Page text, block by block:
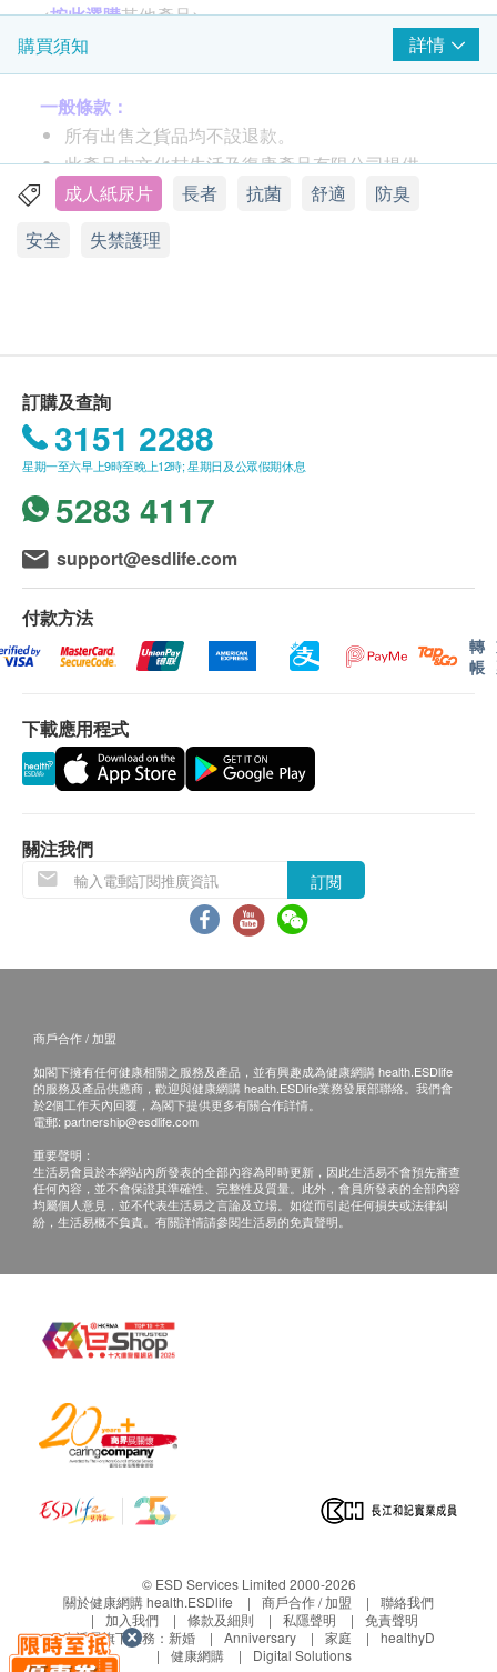
<按此選購其他產品>
產品特點：
輕薄型吸收體令紙尿褲更貼身，優質彈性設計，柔
軟舒適
採用柔軟透氣布料，提升穿著舒適感
人體皮膚表層屬弱酸性，約pH值4~6。若鹼性物質
料以維持弱酸性，與皮膚相近的弱酸性，預防皮
使用全面透氣的物料
氣味處理上也可以放心，無異味
日本專利設計，T型立體防漏褶邊：腿部接觸處有
在上下層吸收體的空隙之間，鎖住便體，令其難以
當行走／移動時，向上拉攏設計，推高上層吸收
吸濕原料中帶有抗菌元素、中和功能和防臭功能，
可減少細菌生長，減少異味和皮膚過敏
產品規格：
腰圍尺寸：60-95厘米
吸水量：300 毫升（2次x150毫升）
購買須知 詳情
一般條款：
所有出售之貨品均不設退款。
此產品由文化村生活及復康產品有限公司提供。
如有任何爭議，文化村生活及復康產品有限公司及
灣、東涌須另收取橋費HK$40。長洲、大嶼山、梅
窩、貝澳、長沙、塘福、水口、石壁、寶蓮寺、大
澳及香港國際機場，須按實際情況報價。(附加費
可能因應貨品尺寸及重量而調整)
我們將於確定訂單後5-7個工作天內安排發貨。
訊號懸掛或黑色暴雨警告生效時，送貨服務時間將
會延遲。
所有訂單須視乎相關貨品的供應情況再作最後確
認。倘若生活易未能提供任何訂單上的貨品，生活
退換條款：
當顧客收取已訂購之貨品時，有責任檢查貨品是否
退換產品必須包裝完整，如退換之產品有任何殘缺
或過期退回，供應商有權不受理。
如有其他損壞或遺漏查詢，顧客必須保留有效收據
正本，並於送貨後7個工作天內按下列方式聯絡文
化村生活及復康產品有限公司 客戶服務部跟進。
查詢熱線: 2780 3882
成人紙尿片 長者 抗菌 舒適
防臭
安全
失禁護理
訂購及查詢
3151 2288
星期一至六早上9時至晚上12時; 星期日及公眾假期休息
5283 4117
support@esdlife.com
付款方法
轉
帳
下載應用程式
關注我們
訂閱
商戶合作 / 加盟
如閣下擁有任何健康相關之服務及產品，並有興趣成為健康網購 health.ESDlife
的服務及產品供應商，歡迎與健康網購 health.ESDlife業務發展部聯絡。我們會
於2個工作天內回覆，為閣下提供更多有關合作詳情。
電郵: partnership@esdlife.com
重要聲明：
生活易會員於本網站內所發表的全部內容為即時更新，因此生活易不會預先審查
任何內容，並不會保證其準確性、完整性及質量。此外，會員所發表的全部內容
均屬個人意見，並不代表生活易之言論及立場。如從而引起任何損失或法律糾
紛，生活易概不負責。有關詳情請參閱生活易的免責聲明。
© ESD Services Limited 2000-2026
關於健康網購 health.ESDlife
商戶合作 / 加盟
聯絡我們
加入我們
條款及細則 私隱聲明
免責聲明
生活易旗下業務： 新婚 Anniversary 家庭
healthyD
健康網購
Digital Solutions